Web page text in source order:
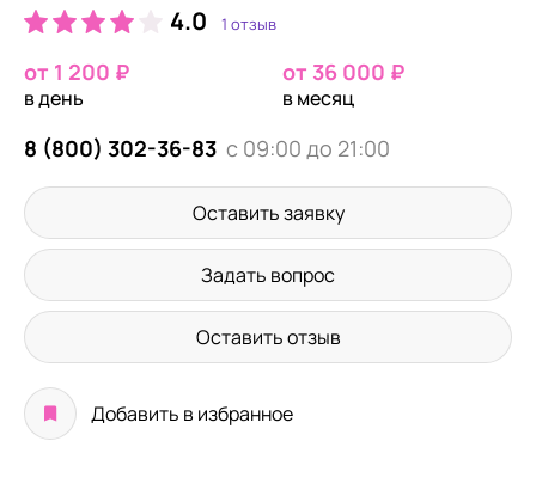
4.0 1 отзыв
от 1 200 ₽
в день
от 36 000 ₽
в месяц
8 (800) 302-36-83 с 09:00 до 21:00
Оставить заявку
Задать вопрос
Оставить отзыв
Добавить в избранное